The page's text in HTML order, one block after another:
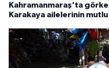
Kahramanmaraş'ta
Karakaya ailelerinin